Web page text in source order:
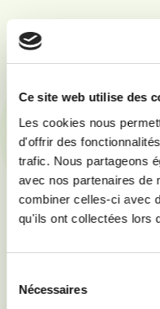
Ce site web utilise des
Les cookies nous
d'offrir des
trafic. Nous partageons
avec nos partenaires de
combiner celles-ci avec
qu'ils ont collectées lors
Nécessaires